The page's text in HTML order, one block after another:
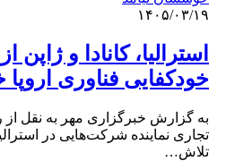
۱۴۰۵/۰۳/۱۹
استرالیا، کانادا و ژاپن
خودکفایی فناوری
به گزارش خبرگزاری مهر به نقل از
تجاری نماینده شرکت‌هایی در
تلاش…